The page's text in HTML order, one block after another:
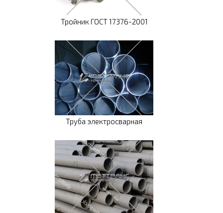
Тройник ГОСТ 17376-2001
Труба электросварная